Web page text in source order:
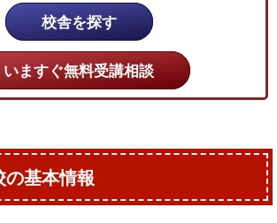
校舎を探す
いますぐ無料受講相談
の基本情報